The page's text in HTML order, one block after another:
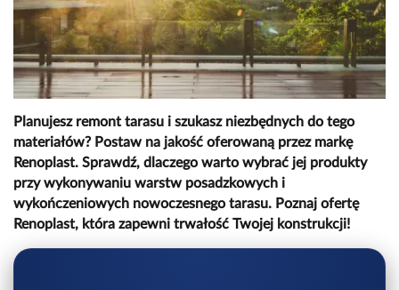
Planujesz remont tarasu i szukasz niezbędnych do tego
materiałów? Postaw na jakość oferowaną przez markę
Renoplast. Sprawdź, dlaczego warto wybrać jej produkty
przy wykonywaniu warstw posadzkowych i
wykończeniowych nowoczesnego tarasu. Poznaj ofertę
Renoplast, która zapewni trwałość Twojej konstrukcji!